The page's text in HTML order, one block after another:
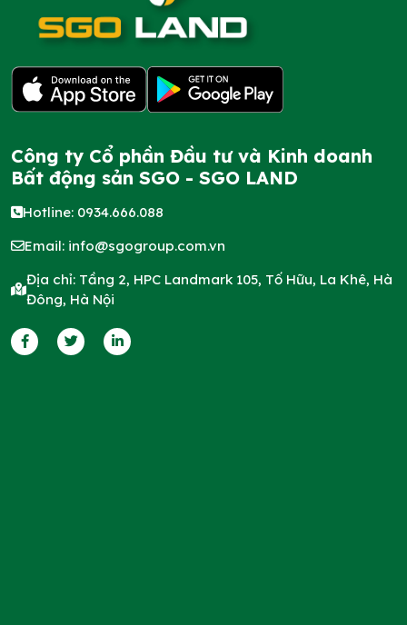
Công ty Cổ phần Đầu tư và Kinh doanh
Bất động sản SGO - SGO LAND
Hotline: 0934.666.088
Email: info@sgogroup.com.vn
Địa chỉ: Tầng 2, HPC Landmark 105, Tố Hữu, La Khê, Hà
Đông, Hà Nội